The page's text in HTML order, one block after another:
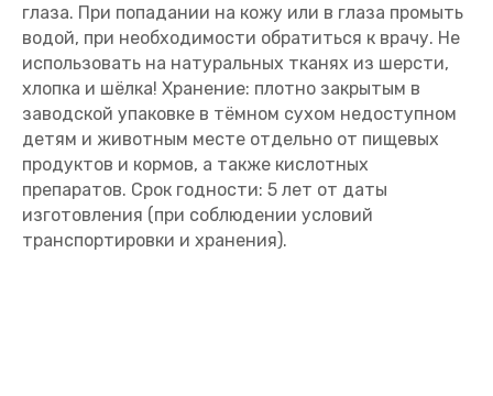
глаза. При попадании на кожу или в глаза промыть
водой, при необходимости обратиться к врачу. Не
использовать на натуральных тканях из шерсти,
хлопка и шёлка! Хранение: плотно закрытым в
заводской упаковке в тёмном сухом недоступном
детям и животным месте отдельно от пищевых
продуктов и кормов, а также кислотных
препаратов. Срок годности: 5 лет от даты
изготовления (при соблюдении условий
транспортировки и хранения).